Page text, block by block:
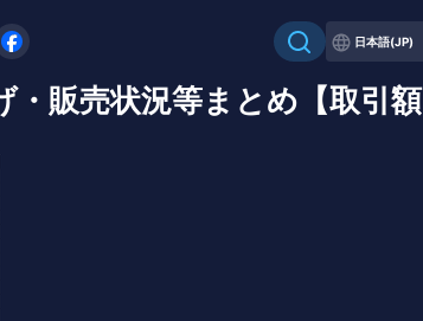
日本語(JP)
・販売状況等まとめ【取引額